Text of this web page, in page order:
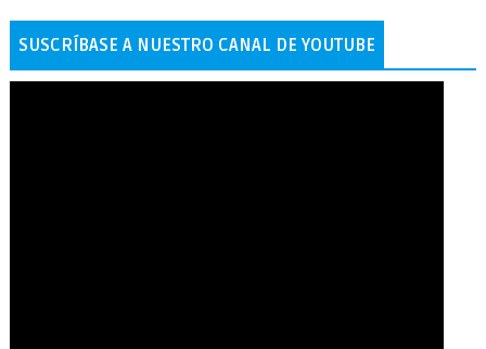
SUSCRÍBASE A NUESTRO CANAL DE YOUTUBE